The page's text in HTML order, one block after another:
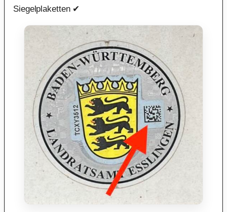
Siegelplaketten ✔︎